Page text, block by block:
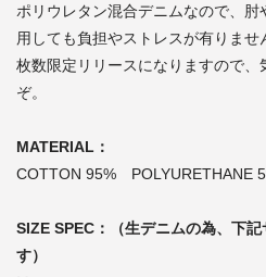
ポリウレタン混合デニムなので、
用しても負担やストレスが有りませ
枚数限定リリースになりますので、
ぞ。
MATERIAL：
COTTON 95% POLYURETHANE
SIZE SPEC：（生デニムの為、下
す）